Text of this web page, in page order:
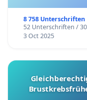
8 758 Unterschriften
52 Unterschriften /
3 Oct 2025